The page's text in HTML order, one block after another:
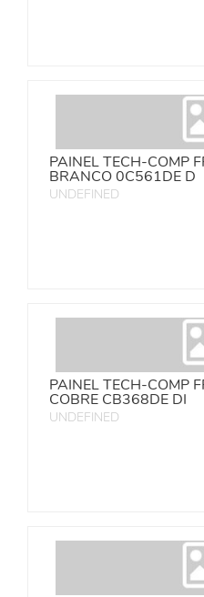
PAINEL TECH-COMP
BRANCO 0C561DE D
UNDEFINED
PAINEL TECH-COMP
COBRE CB368DE DI
UNDEFINED